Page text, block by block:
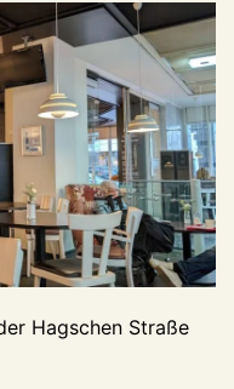
Hagschen Straße